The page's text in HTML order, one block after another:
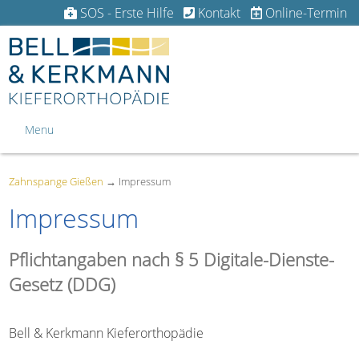
SOS - Erste Hilfe Kontakt Online-Termin
Menu
Zahnspange Gießen → Impressum
Impressum
Pflichtangaben nach § 5 Digitale-Dienste-
Gesetz (DDG)
Bell & Kerkmann Kieferorthopädie